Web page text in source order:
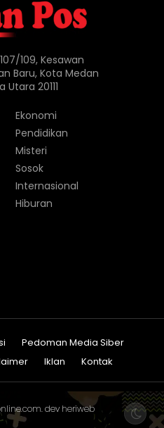
109, Kesawan
Baru, Kota Medan
20111
Ekonomi
Pendidikan
Misteri
Sosok
Internasional
Hiburan
Pedoman Media Siber
Iklan Kontak
. dev heriweb